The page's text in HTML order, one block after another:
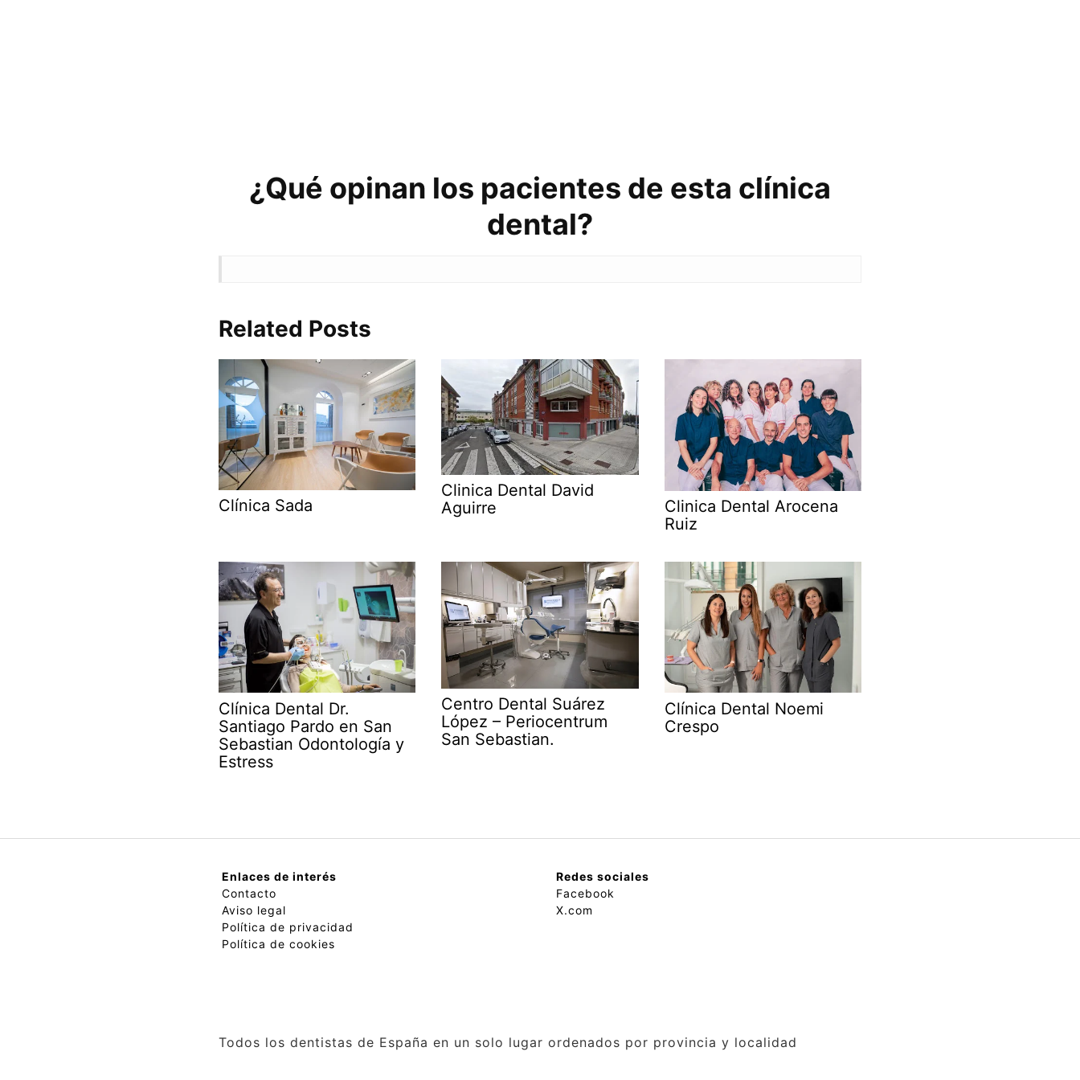
¿Qué opinan los pacientes de esta clínica
dental?
Related Posts
Clínica Sada
Clinica Dental David
Aguirre
Clinica Dental Arocena
Ruiz
Clínica Dental Dr.
Santiago Pardo en San
Sebastian Odontología y
Estress
Centro Dental Suárez
López – Periocentrum
San Sebastian.
Clínica Dental Noemi
Crespo
Enlaces de interés
Contacto
Aviso legal
Política de privacidad
Política de cookies
Redes sociales
Facebook
X.com
Todos los dentistas de España en un solo lugar ordenados por provincia y localidad